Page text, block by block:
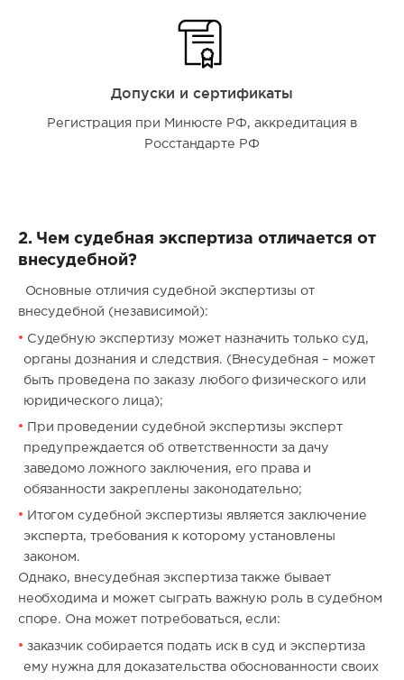
Допуски и сертификаты
Регистрация при Минюсте РФ, аккредитация в
Росстандарте РФ
2. Чем судебная экспертиза отличается от
внесудебной?
Основные отличия судебной экспертизы от
внесудебной (независимой):
Судебную экспертизу может назначить только суд,
органы дознания и следствия. (Внесудебная – может
быть проведена по заказу любого физического или
юридического лица);
При проведении судебной экспертизы эксперт
предупреждается об ответственности за дачу
заведомо ложного заключения, его права и
обязанности закреплены законодательно;
Итогом судебной экспертизы является заключение
эксперта, требования к которому установлены
законом.
Однако, внесудебная экспертиза также бывает
необходима и может сыграть важную роль в судебном
споре. Она может потребоваться, если:
заказчик собирается подать иск в суд и экспертиза
ему нужна для доказательства обоснованности своих